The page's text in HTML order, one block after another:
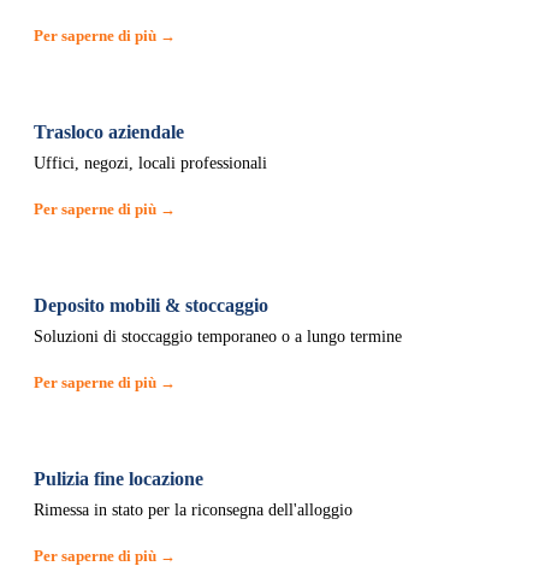
Per saperne di più →
Trasloco aziendale
Uffici, negozi, locali professionali
Per saperne di più →
Deposito mobili & stoccaggio
Soluzioni di stoccaggio temporaneo o a lungo termine
Per saperne di più →
Pulizia fine locazione
Rimessa in stato per la riconsegna dell'alloggio
Per saperne di più →